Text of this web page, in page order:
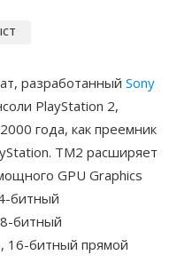
разработанный Sony
PlayStation 2,
года, как преемник
TM2 расширяет
GPU Graphics
битный
битный
16-битный прямой